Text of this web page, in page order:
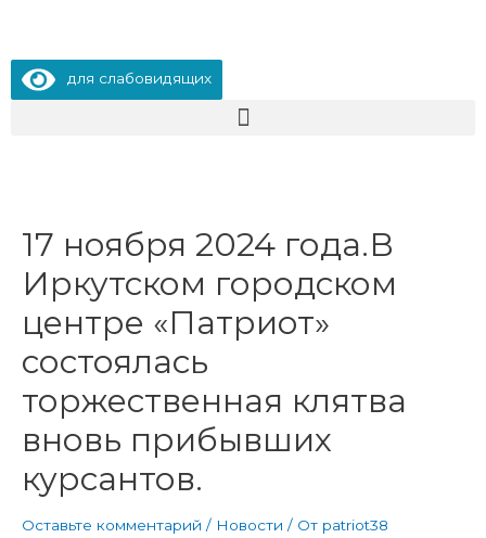
для слабовидящих
17 ноября 2024 года.В
Иркутском городском
центре «Патриот»
состоялась
торжественная клятва
вновь прибывших
курсантов.
Оставьте комментарий / Новости / От patriot38